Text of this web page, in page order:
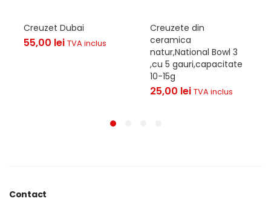
Creuzet Dubai
55,00 lei TVA inclus
Creuzete din
ceramica
natur,National Bowl 3
,cu 5 gauri,capacitate
10-15g
25,00 lei TVA inclus
Contact